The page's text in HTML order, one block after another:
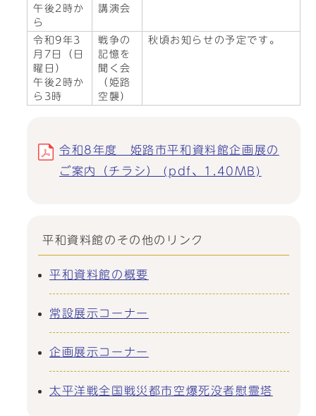
午後2時か
ら
講演会
令和9年3
月7日（日
曜日）
午後2時か
ら3時
戦争の
記憶を
聞く会
（姫路
空襲）
秋頃お知らせの予定です。
令和8年度 姫路市平和資料館企画展の
ご案内（チラシ） (pdf、1.40MB)
平和資料館のその他のリンク
平和資料館の概要
常設展示コーナー
企画展示コーナー
太平洋戦全国戦災都市空爆死没者慰霊塔